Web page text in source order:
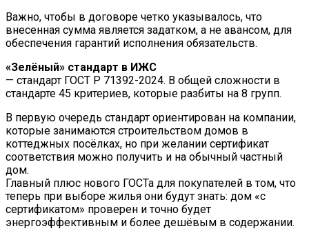
Важно, чтобы в договоре четко указывалось, что
внесенная сумма является задатком, а не авансом, для
обеспечения гарантий исполнения обязательств.
«Зелёный» стандарт в ИЖС
— стандарт ГОСТ Р 71392-2024. В общей сложности в
стандарте 45 критериев, которые разбиты на 8 групп.
В первую очередь стандарт ориентирован на компании,
которые занимаются строительством домов в
коттеджных посёлках, но при желании сертификат
соответствия можно получить и на обычный частный
дом.
Главный плюс нового ГОСТа для покупателей в том, что
теперь при выборе жилья они будут знать: дом «с
сертификатом» проверен и точно будет
энергоэффективным и более дешёвым в содержании.